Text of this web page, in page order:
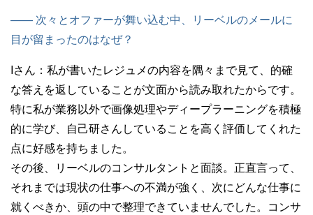
—— 次々とオファーが舞い込む中、リーベルのメールに
目が留まったのはなぜ？
Iさん： 私が書いたレジュメの内容を隅々まで見て、的確
な答えを返していることが文面から読み取れたからです。
特に私が業務以外で画像処理やディープラーニングを積極
的に学び、自己研さんしていることを高く評価してくれた
点に好感を持ちました。
その後、リーベルのコンサルタントと面談。正直言って、
それまでは現状の仕事への不満が強く、次にどんな仕事に
就くべきか、頭の中で整理できていませんでした。コンサ